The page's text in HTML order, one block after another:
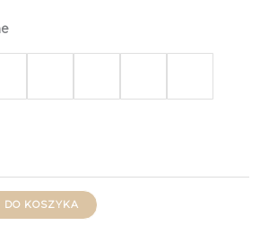
DO KOSZYKA